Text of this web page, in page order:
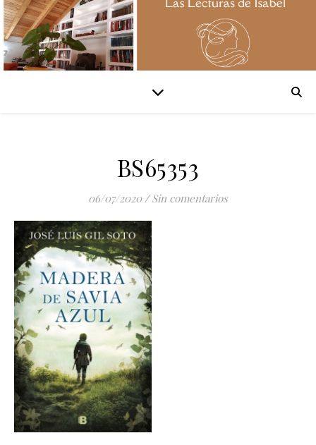
BS65353
06/07/2020 / Sin comentarios